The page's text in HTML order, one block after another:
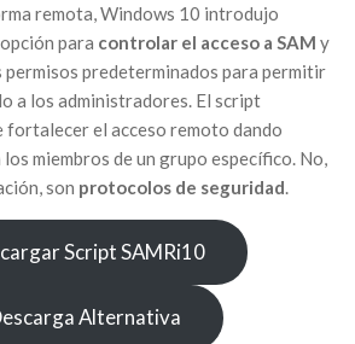
remota, Windows 10 introdujo
para controlar el acceso a SAM y
predeterminados para permitir
a los administradores. El script
fortalecer el acceso remoto dando
miembros de un grupo específico. No,
son protocolos de seguridad
Script SAMRi10
Alternativa